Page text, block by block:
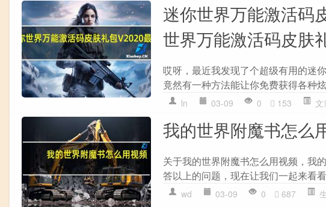
迷你世界万能激活码
世界万能激活码皮肤
哎呀，最近我发现了个超级有用的迷
竟然有一种方法能让你免费获得各种
ln 03-09 0 153 文
我的世界附魔书怎么
关于我的世界附魔书怎么用视频，我
答以上的问题，现在让我们一起来看
wd 03-09 0 687